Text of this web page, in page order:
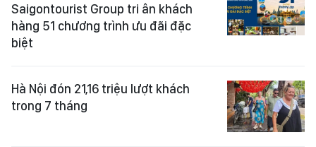
Saigontourist Group tri ân khách
hàng 51 chương trình ưu đãi đặc
biệt
Hà Nội đón 21,16 triệu lượt khách
trong 7 tháng